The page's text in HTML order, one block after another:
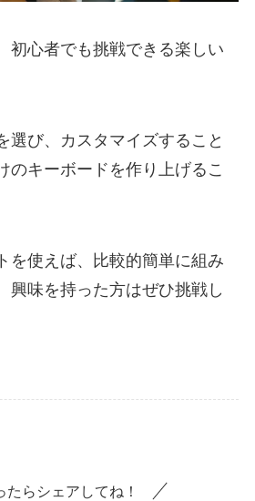
初心者でも挑戦できる楽しい
選び、カスタマイズすること
のキーボードを作り上げるこ
を使えば、比較的簡単に組み
興味を持った方はぜひ挑戦し
たらシェアしてね！